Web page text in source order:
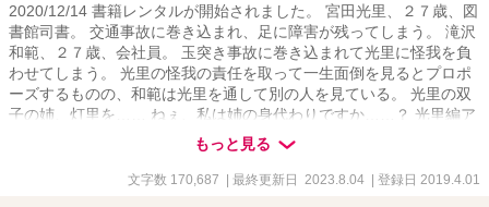
2020/12/14 書籍レンタルが開始されました。 宮田光里、２７歳、図
書館司書。 交通事故に巻き込まれ、足に障害が残ってしまう。 滝沢
和範、２７歳、会社員。 玉突き事故に巻き込まれて光里に怪我を負
わせてしまう。 光里の怪我の責任を取って一生面倒を見るとプロポ
ーズするものの、和範は光里を通して別の人を見ている。 光里の双
子の姉、灯里を…… ねぇ、私は姉の身代わりですか……？ 光里編ア
ルファポリス公開開始日 2019/04/01 完結日 2019/04/29 和範編連載
開始 2020/02/01(こちらのサイトのみの公開) 完結日 2020/03/16
(本編の書籍化にあたり、ネタバレが多大にあるため取り下げており
もっと見る
文字数 170,687 | 最終更新日 2023.8.04 | 登録日 2019.4.01